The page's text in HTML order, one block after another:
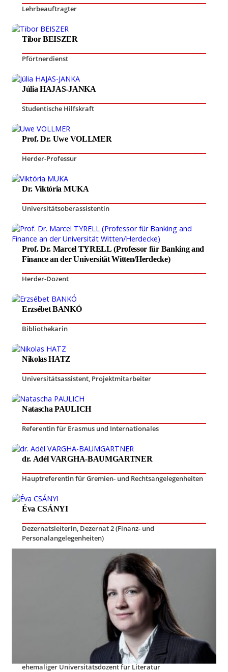
Lehrbeauftragter
Tibor BEISZER
Pförtnerdienst
Júlia HAJAS-JANKA
Studentische Hilfskraft
Prof. Dr. Uwe VOLLMER
Herder-Professur
Dr. Viktória MUKA
Universitätsoberassistentin
Prof. Dr. Marcel TYRELL (Professor für Banking and
Finance an der Universität Witten/Herdecke)
Herder-Dozent
Erzsébet BANKÓ
Bibliothekarin
Nikolas HATZ
Universitätsassistent Projektmitarbeiter
Natascha PAULICH
Referentin für Erasmus und Internationales
dr. Adél VARGHA-BAUMGARTNER
Hauptreferentin für Gremien- und Rechtsangelegenheiten
Éva CSÁNYI
Dezernatsleiterin, Dezernat 2 (Finanz- und
Personalangelegenheiten)
Dr. habil. Georg TRAUTNITZ
Leiter des Lehrstuhls für
Betriebswirtschaftslehre, insbesondere
Unternehmensführung, Organisation und Corporate
Dr. habil. Marcell MÁRTONFFY
ehemaliger Universitätsdozent für Literatur